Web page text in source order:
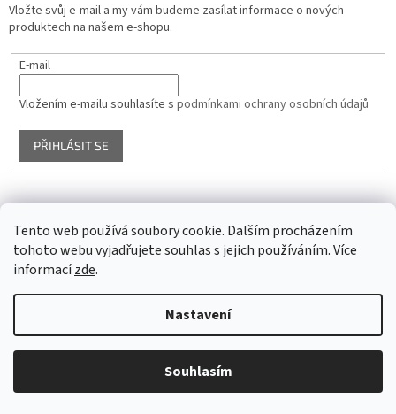
Tento web používá soubory cookie. Dalším procházením
tohoto webu vyjadřujete souhlas s jejich používáním. Více
informacízde.
Nastavení
Souhlasím
Vložte svůj e-mail a my vám budeme zasílat informace o nových
produktech na našem e-shopu.
E-mail
Vložením e-mailu souhlasíte s podmínkami ochrany osobních údajů
PŘIHLÁSIT SE
Facebook
Copyright 2026Glass4u.cz. Všechna práva vyhrazena.Upravit
nastavení cookies